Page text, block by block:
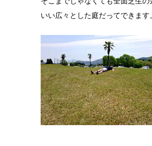
いい広々とした庭だってできます。